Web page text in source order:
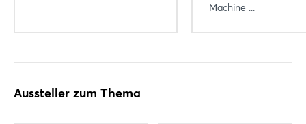
Machine ...
Aussteller zum Thema